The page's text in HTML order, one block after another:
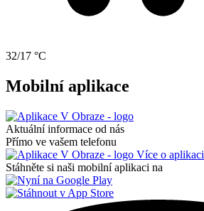
32/17 °C
Mobilní aplikace
Aktuální informace od nás
Přímo ve vašem telefonu
Více o aplikaci
Stáhněte si naši mobilní aplikaci na